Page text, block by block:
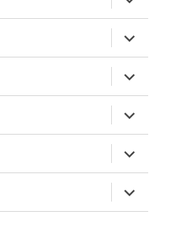
expandir
expandir
expandir
expandir
expandir